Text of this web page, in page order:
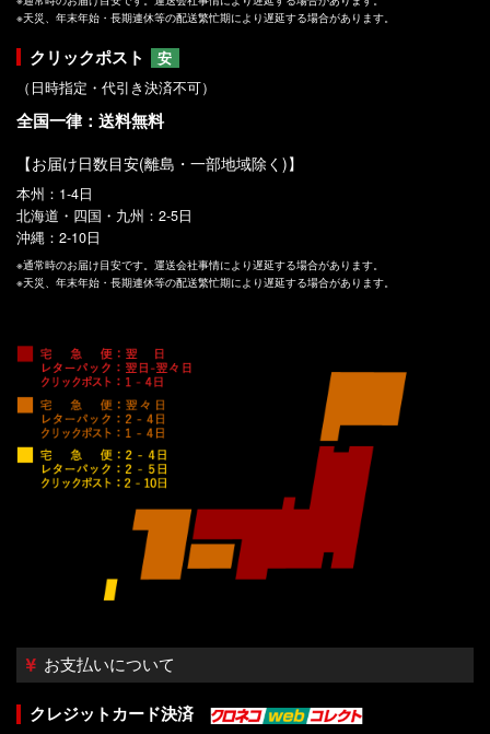
※天災、年末年始・長期連休等の配送繁忙期により遅延する場合があります。
クリックポスト
安
（日時指定・代引き決済不可）
全国一律：送料無料
【お届け日数目安(離島・一部地域除く)】
本州：1-4日
北海道・四国・九州：2-5日
沖縄：2-10日
※通常時のお届け目安です。運送会社事情により遅延する場合があります。
※天災、年末年始・長期連休等の配送繁忙期により遅延する場合があります。
お支払いについて
クレジットカード決済